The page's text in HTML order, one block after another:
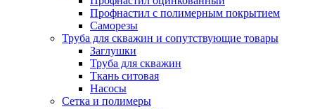
Профнастил с полимерным покрытием
Саморезы
Труба для скважин и сопутствующие товары
Заглушки
Труба для скважин
Ткань ситовая
Насосы
Сетка и полимеры